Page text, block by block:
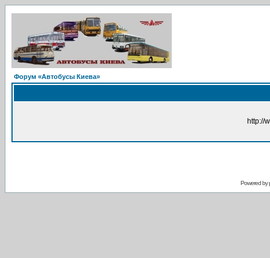
Форум «Автобусы Киева»
http://
Powered by